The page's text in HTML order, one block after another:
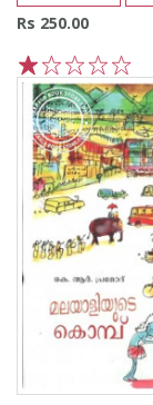
Rs 250.00
5
4
3
2
1